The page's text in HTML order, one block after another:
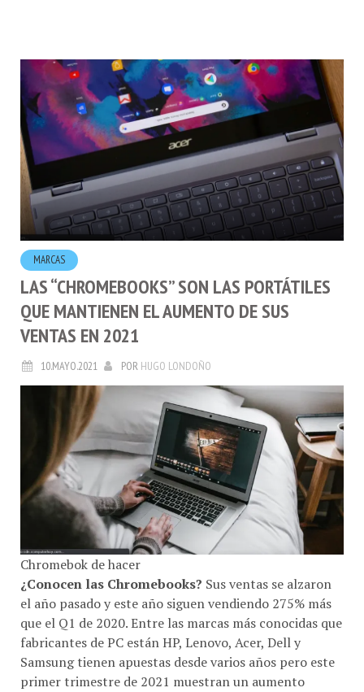
MARCAS
LAS “CHROMEBOOKS” SON LAS PORTÁTILES
QUE MANTIENEN EL AUMENTO DE SUS
VENTAS EN 2021
10.MAYO.2021 POR
Chromebok de hacer
¿Conocen las Chromebooks?
el año pasado y este año siguen vendiendo 275% más
que el Q1 de 2020. Entre las marcas más conocidas que
fabricantes de PC están HP, Lenovo, Acer, Dell y
Samsung tienen apuestas desde varios años pero este
primer trimestre de 2021 muestran un aumento
significativo en sus modelos puestos a la venta.